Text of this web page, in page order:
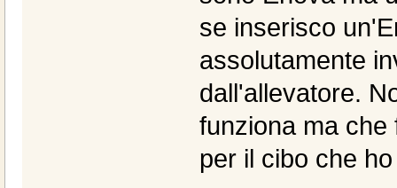
se inserisco
assolutamente
dall'allevatore.
funziona ma che
per il cibo che